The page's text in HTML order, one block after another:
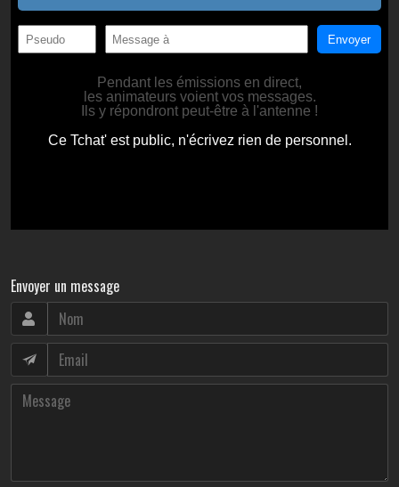
Envoyer un message